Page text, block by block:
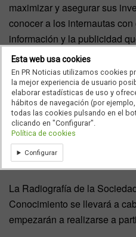
maximizar y asegurar sus
conocer a los internautas
información y la publicidad
concreto de losmedios
Sociedad de la Información
favorecer porque ‘van a
sus usuarios impresionante,
personalizar su línea
anunciantes quién es el perfil
ha dicho el presidente del
Internet.
La Radiografía de la
Conocimiento se llevará a
empezarán a realizarse a
Esta web usa cookies
En PR Noticias utilizamos cookies
la mejor experiencia de usuario
elaborar estadísticas de uso y
hábitos de navegación (por
todas las cookies pulsando en el
clicando en "Configurar".
Política de cookies
Configurar